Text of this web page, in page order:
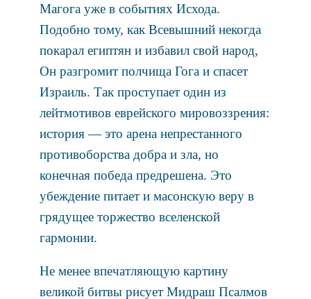
Магога уже в событиях Исхода.
Подобно тому, как Всевышний некогда
покарал египтян и избавил свой народ,
Он разгромит полчища Гога и спасет
Израиль. Так проступает один из
лейтмотивов еврейского мировоззрения:
история — это арена непрестанного
противоборства добра и зла, но
конечная победа предрешена. Это
убеждение питает и масонскую веру в
грядущее торжество вселенской
гармонии.
Не менее впечатляющую картину
великой битвы рисует Мидраш Псалмов